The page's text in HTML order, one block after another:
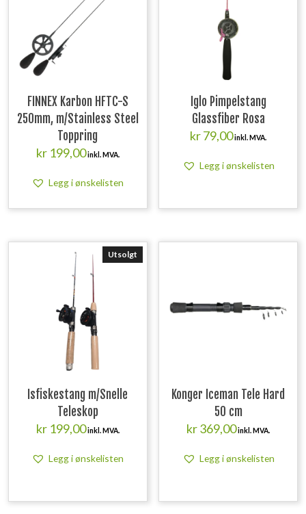
FINNEX Karbon HFTC-S
250mm, m/Stainless Steel
Toppring
kr199,00inkl. MVA.
Legg i ønskelisten
Iglo Pimpelstang
Glassfiber Rosa
kr79,00inkl. MVA.
Legg i ønskelisten
Utsolgt
Isfiskestang m/Snelle
Teleskop
kr199,00inkl. MVA.
Legg i ønskelisten
Konger Iceman Tele Hard
50 cm
kr369,00inkl. MVA.
Legg i ønskelisten